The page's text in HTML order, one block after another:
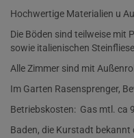
Hochwertige Materialien u
Die Böden sind teilweise mit
sowie italienischen
Alle Zimmer sind mit
Im Garten Rasensprenger,
Betriebskosten: Gas mtl. ca
Baden, die Kurstadt bekannt